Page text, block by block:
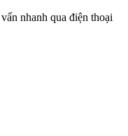
nhanh qua điện thoại